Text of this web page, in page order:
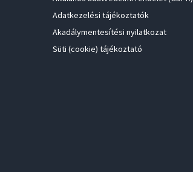
Adatkezelési tájékoztatók
Akadálymentesítési nyilatkozat
Süti (cookie) tájékoztató